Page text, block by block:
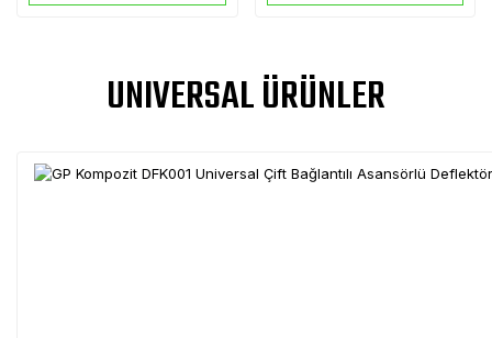
UNIVERSAL ÜRÜNLER